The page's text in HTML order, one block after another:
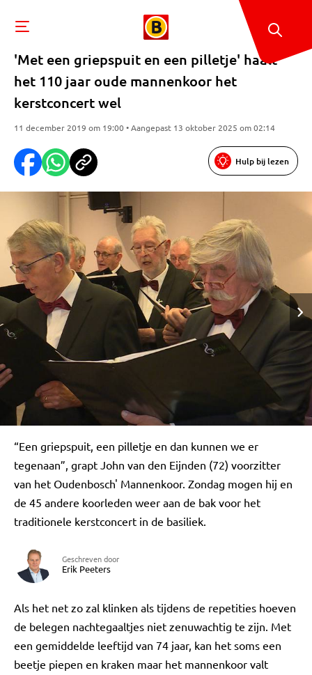
'Met een griepspuit en een pilletje' haalt
het 110 jaar oude mannenkoor het
kerstconcert wel
11 december 2019 om 19:00 • Aangepast 13 oktober 2025 om 02:14
Hulp bij lezen
“Een griepspuit, een pilletje en dan kunnen we er
tegenaan”, grapt John van den Eijnden (72) voorzitter
van het Oudenbosch' Mannenkoor. Zondag mogen hij en
de 45 andere koorleden weer aan de bak voor het
traditionele kerstconcert in de basiliek.
Geschreven door
Erik Peeters
Als het net zo zal klinken als tijdens de repetities hoeven
de belegen nachtegaaltjes niet zenuwachtig te zijn. Met
een gemiddelde leeftijd van 74 jaar, kan het soms een
beetje piepen en kraken maar het mannenkoor valt